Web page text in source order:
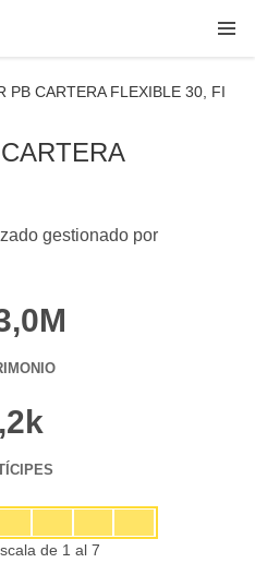
PB CARTERA FLEXIBLE 30, FI
gestionado por
de 1 al 7